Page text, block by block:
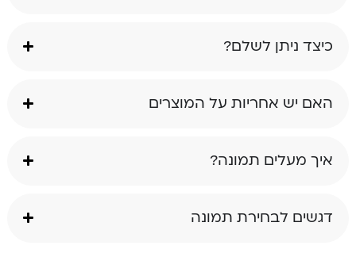
כיצד ניתן לשלם?
האם יש אחריות על המוצרים
איך מעלים תמונה?
דגשים לבחירת תמונה